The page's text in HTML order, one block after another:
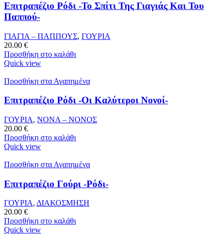
Επιτραπέζιο Ρόδι -Το Σπίτι Της Γιαγιάς Και Του
Παππού-
ΓΙΑΓΙΑ – ΠΑΠΠΟΥΣ, ΓΟΥΡΙΑ
20.00 €
Προσθήκη στο καλάθι
Quick view
Προσθήκη στα Αγαπημένα
Επιτραπέζιο Ρόδι -Οι Καλύτεροι Νονοί-
ΓΟΥΡΙΑ, ΝΟΝΑ – ΝΟΝΟΣ
20.00 €
Προσθήκη στο καλάθι
Quick view
Προσθήκη στα Αγαπημένα
Επιτραπέζιο Γούρι -Ρόδι-
ΓΟΥΡΙΑ, ΔΙΑΚΟΣΜΗΣΗ
20.00 €
Προσθήκη στο καλάθι
Quick view